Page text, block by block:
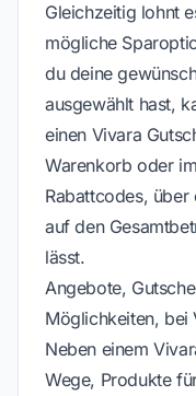
Gleichzeitig lohnt
mögliche
du deine
ausgewählt hast,
einen Vivara
Warenkorb oder
Rabattcodes,
auf den
lässt.
Angebote,
Möglichkeiten, bei
Neben einem
Wege, Produkte